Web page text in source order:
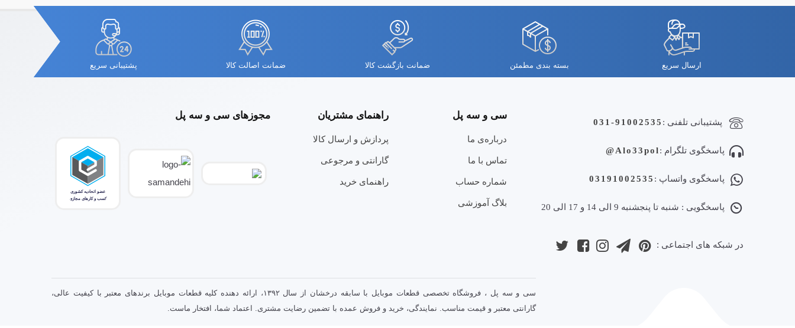
ارسال سریع بسته بندی مطمئن ضمانت بازگشت کالا ضمانت اصالت کالا پشتیبانی سریع
پشتیبانی تلفنی : 031-91002535
پاسخگوی تلگرام :Alo33pol@
پاسخگوی واتساپ : 03191002535
پاسخگویی : شنبه تا پنجشنبه 9 الی 14 و 17 الی 20
در شبکه های اجتماعی :
سی و سه پل
درباره‌ی ما
تماس با ما
شماره حساب
بلاگ آموزشی
راهنمای مشتریان
پردازش و ارسال کالا
گارانتی و مرجوعی
راهنمای خرید
مجوزهای سی و سه پل
سی و سه پل ، فروشگاه تخصصی قطعات موبایل با سابقه درخشان از سال ۱۳۹۲، ارائه دهنده کلیه قطعات موبایل برندهای معتبر با کیفیت عالی،
گارانتی معتبر و قیمت مناسب. نمایندگی، خرید و فروش عمده با تضمین رضایت مشتری. اعتماد شما، افتخار ماست.